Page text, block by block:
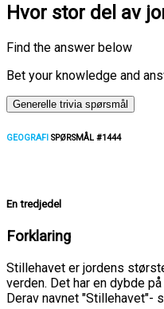
Hvor stor del av
Find the answer below
Bet your knowledge and
Generelle trivia spørsmål
GEOGRAFI SPØRSMÅL #1444
En tredjedel
Forklaring
Stillehavet er jordens
verden. Det har en dybde
Derav navnet "Stillehavet"-